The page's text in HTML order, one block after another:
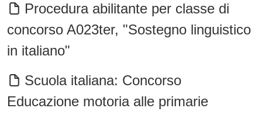
Procedura abilitante per classe di
concorso A023ter, "Sostegno linguistico
in italiano"
Scuola italiana: Concorso
Educazione motoria alle primarie